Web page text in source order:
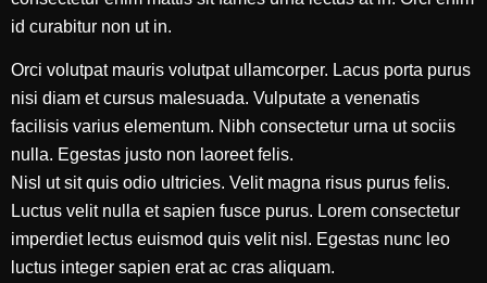
id curabitur non ut in.
Orci volutpat mauris volutpat ullamcorper. Lacus porta purus
nisi diam et cursus malesuada. Vulputate a venenatis
facilisis varius elementum. Nibh consectetur urna ut sociis
nulla. Egestas justo non laoreet felis.
Nisl ut sit quis odio ultricies. Velit magna risus purus felis.
Luctus velit nulla et sapien fusce purus. Lorem consectetur
imperdiet lectus euismod quis velit nisl. Egestas nunc leo
luctus integer sapien erat ac cras aliquam.